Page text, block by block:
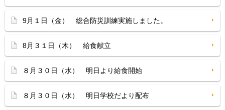
9月１日（金） 総合防災訓練実施しました。
8月３１日（木） 給食献立
８月３０日（水） 明日より給食開始
８月３０日（水） 明日学校だより配布